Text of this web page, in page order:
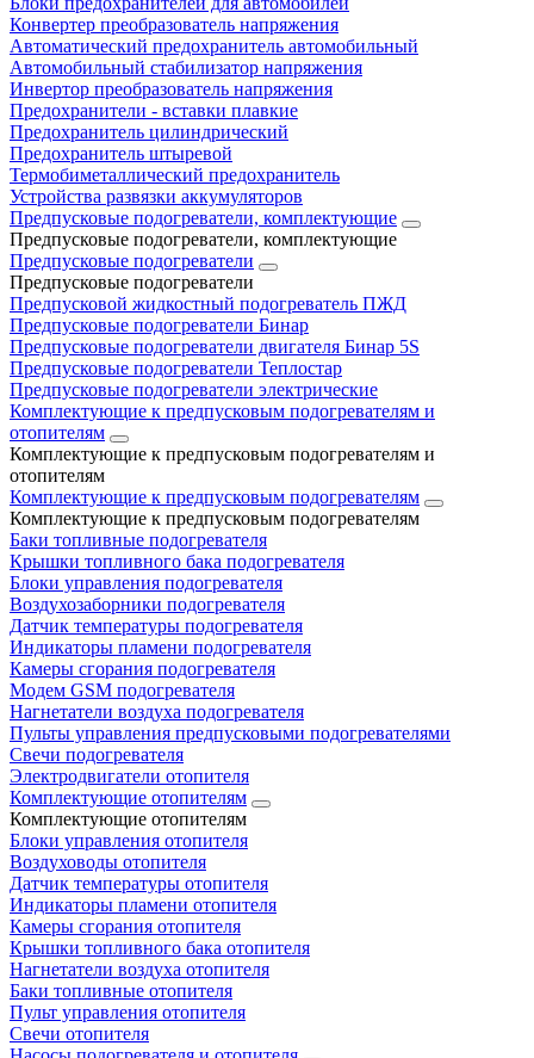
Конвертер преобразователь напряжения
Автоматический предохранитель автомобильный
Автомобильный стабилизатор напряжения
Инвертор преобразователь напряжения
Предохранители - вставки плавкие
Предохранитель цилиндрический
Предохранитель штыревой
Термобиметаллический предохранитель
Устройства развязки аккумуляторов
Предпусковые подогреватели, комплектующие
Предпусковые подогреватели, комплектующие
Предпусковые подогреватели
Предпусковые подогреватели
Предпусковой жидкостный подогреватель ПЖД
Предпусковые подогреватели Бинар
Предпусковые подогреватели двигателя Бинар 5S
Предпусковые подогреватели Теплостар
Предпусковые подогреватели электрические
Комплектующие к предпусковым подогревателям и
отопителям
Комплектующие к предпусковым подогревателям и
отопителям
Комплектующие к предпусковым подогревателям
Комплектующие к предпусковым подогревателям
Баки топливные подогревателя
Крышки топливного бака подогревателя
Блоки управления подогревателя
Воздухозаборники подогревателя
Датчик температуры подогревателя
Индикаторы пламени подогревателя
Камеры сгорания подогревателя
Модем GSM подогревателя
Нагнетатели воздуха подогревателя
Пульты управления предпусковыми подогревателями
Свечи подогревателя
Электродвигатели отопителя
Комплектующие отопителям
Комплектующие отопителям
Блоки управления отопителя
Воздуховоды отопителя
Датчик температуры отопителя
Индикаторы пламени отопителя
Камеры сгорания отопителя
Крышки топливного бака отопителя
Нагнетатели воздуха отопителя
Баки топливные отопителя
Пульт управления отопителя
Свечи отопителя